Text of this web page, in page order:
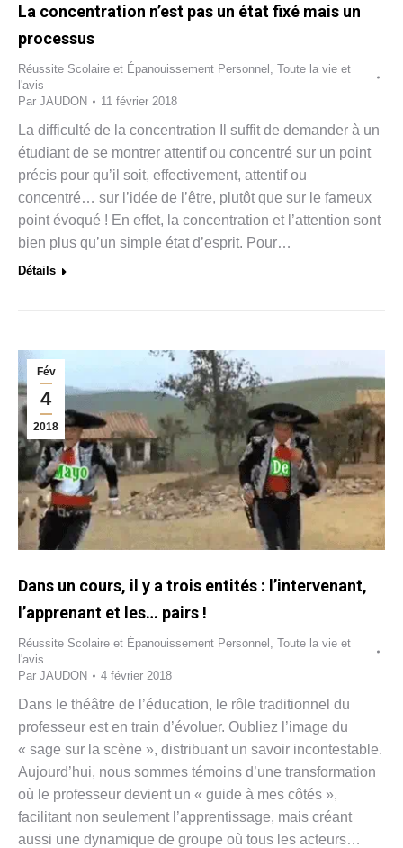
La concentration n’est pas un état fixé mais un
processus
Réussite Scolaire et Épanouissement Personnel Toute la vie et
l'avis
Par JAUDON 11 février 2018
La difficulté de la concentration Il suffit de demander à un
étudiant de se montrer attentif ou concentré sur un point
précis pour qu’il soit, effectivement, attentif ou
concentré… sur l’idée de l’être, plutôt que sur le fameux
point évoqué ! En effet, la concentration et l’attention sont
bien plus qu’un simple état d’esprit. Pour…
Détails
Fév
4
2018
Dans un cours, il y a trois entités : l’intervenant,
l’apprenant et les… pairs !
Réussite Scolaire et Épanouissement Personnel , Toute la vie et
l'avis
Par JAUDON 4 février 2018
Dans le théâtre de l’éducation, le rôle traditionnel du
professeur est en train d’évoluer. Oubliez l’image du
« sage sur la scène », distribuant un savoir incontestable.
Aujourd’hui, nous sommes témoins d’une transformation
où le professeur devient un « guide à mes côtés »,
facilitant non seulement l’apprentissage, mais créant
aussi une dynamique de groupe où tous les acteurs…